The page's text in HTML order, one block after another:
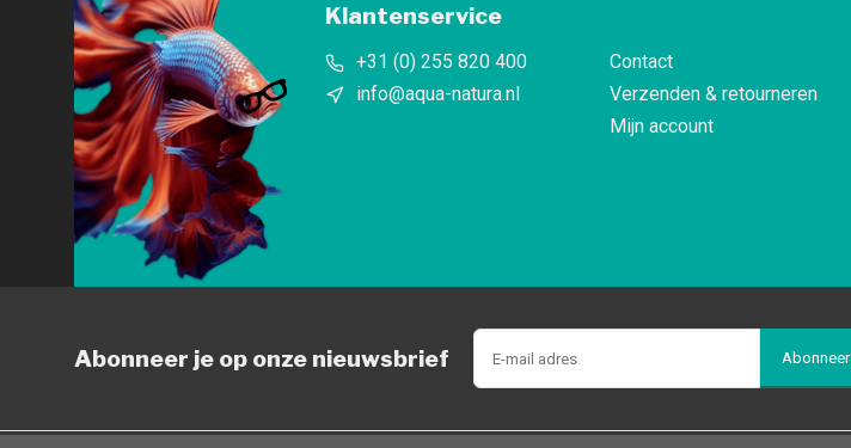
Klantenservice
+31 (0) 255 820 400
info@aqua-natura.nl
Contact
Verzenden & retourneren
Mijn account
Abonneer je op onze nieuwsbrief Abonneer